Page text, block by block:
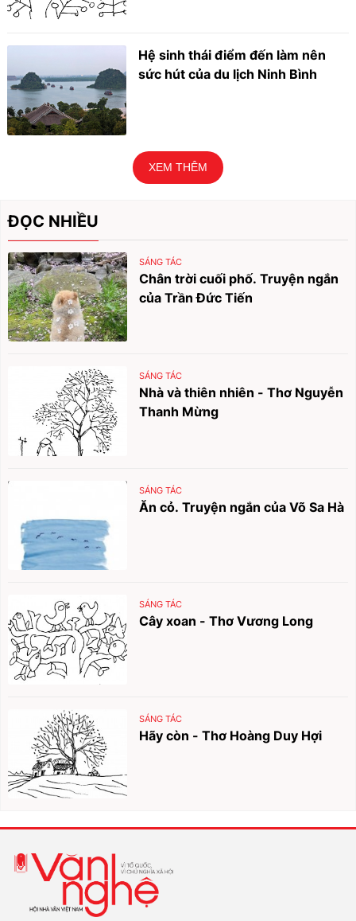
Hệ sinh thái điểm đến làm nên
sức hút của du lịch Ninh Bình
XEM THÊM
ĐỌC NHIỀU
SÁNG TÁC
Chân trời cuối phố. Truyện ngắn
của Trần Đức Tiến
SÁNG TÁC
Nhà và thiên nhiên - Thơ Nguyễn
Thanh Mừng
SÁNG TÁC
Ăn cỏ. Truyện ngắn của Võ Sa Hà
SÁNG TÁC
Cây xoan - Thơ Vương Long
SÁNG TÁC
Hãy còn - Thơ Hoàng Duy Hợi